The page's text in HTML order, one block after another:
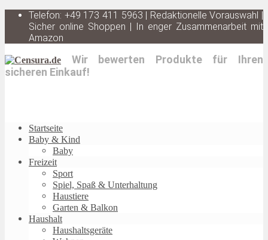
Telefon: +49 173 411 5963 | Redaktionelle Vorauswahl |
Sicher online Shoppen | In enger Zusammenarbeit mit
Amazon
Wir bewerten Produkte für Ihren
sicheren Einkauf!
Startseite
Baby & Kind
Baby
Freizeit
Sport
Spiel, Spaß & Unterhaltung
Haustiere
Garten & Balkon
Haushalt
Haushaltsgeräte